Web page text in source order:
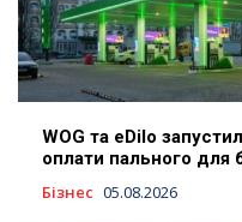
WOG та eDilo
оплати пального для
Бізнес 05.08.2026